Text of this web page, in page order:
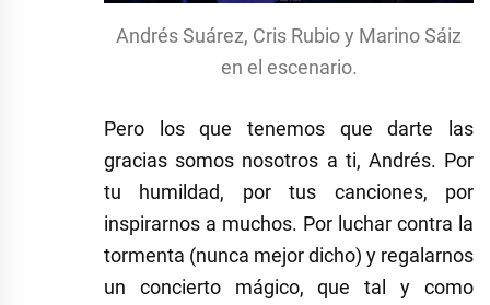
Andrés Suárez, Cris Rubio y Marino Sáiz
en el escenario.
Pero los que tenemos que darte las
gracias somos nosotros a ti, Andrés. Por
tu humildad, por tus canciones, por
inspirarnos a muchos. Por luchar contra la
tormenta (nunca mejor dicho) y regalarnos
un concierto mágico, que tal y como